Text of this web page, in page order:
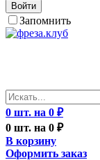
Войти
Запомнить
0 шт. на 0 ₽
0 шт. на 0 ₽
В корзину
Оформить заказ